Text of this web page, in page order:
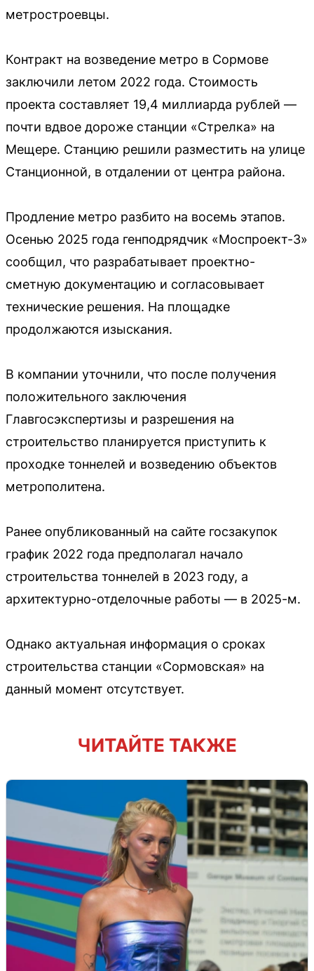
метростроевцы.
Контракт на возведение метро в Сормове
заключили летом 2022 года. Стоимость
проекта составляет 19,4 миллиарда рублей —
почти вдвое дороже станции «Стрелка» на
Мещере. Станцию решили разместить на улице
Станционной, в отдалении от центра района.
Продление метро разбито на восемь этапов.
Осенью 2025 года генподрядчик «Моспроект-3»
сообщил, что разрабатывает проектно-
сметную документацию и согласовывает
технические решения. На площадке
продолжаются изыскания.
В компании уточнили, что после получения
положительного заключения
Главгосэкспертизы и разрешения на
строительство планируется приступить к
проходке тоннелей и возведению объектов
метрополитена.
Ранее опубликованный на сайте госзакупок
график 2022 года предполагал начало
строительства тоннелей в 2023 году, а
архитектурно-отделочные работы — в 2025-м.
Однако актуальная информация о сроках
строительства станции «Сормовская» на
данный момент отсутствует.
ЧИТАЙТЕ ТАКЖЕ